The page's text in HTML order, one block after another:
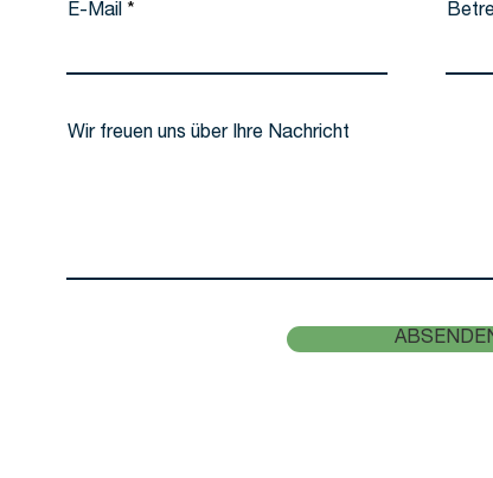
E-Mail
Wir freuen uns über Ihre Nachricht